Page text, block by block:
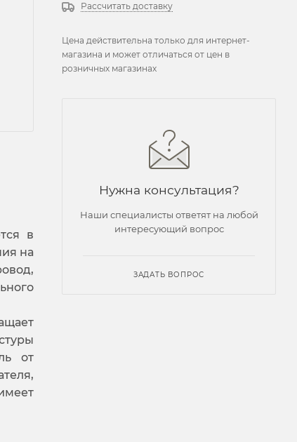
в
на
от
Рассчитать доставку
Цена действительна только для интернет-
магазина и может отличаться от цен в
розничных магазинах
Нужна консультация?
Наши специалисты ответят на любой
интересующий вопрос
ЗАДАТЬ ВОПРОС